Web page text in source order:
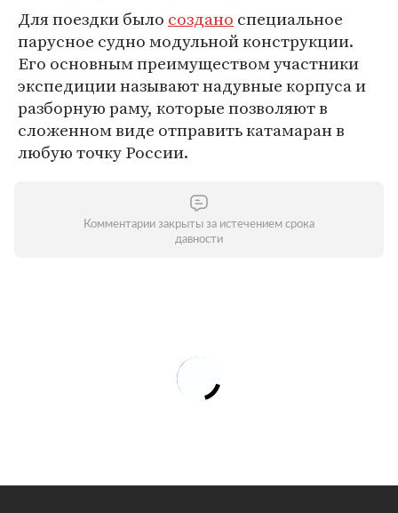
Для поездки было создано специальное
парусное судно модульной конструкции.
Его основным преимуществом участники
экспедиции называют надувные корпуса и
разборную раму, которые позволяют в
сложенном виде отправить катамаран в
любую точку России.
Комментарии закрыты за истечением срока
давности